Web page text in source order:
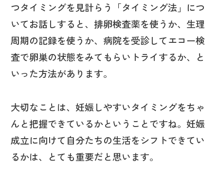
つタイミングを見計らう「タイミング法」につ
いてお話しすると、排卵検査薬を使うか、生理
周期の記録を使うか、病院を受診してエコー検
査で卵巣の状態をみてもらいトライするか、と
いった方法があります。
大切なことは、妊娠しやすいタイミングをちゃ
んと把握できているかということですね。妊娠
成立に向けて自分たちの生活をシフトできてい
るかは、とても重要だと思います。